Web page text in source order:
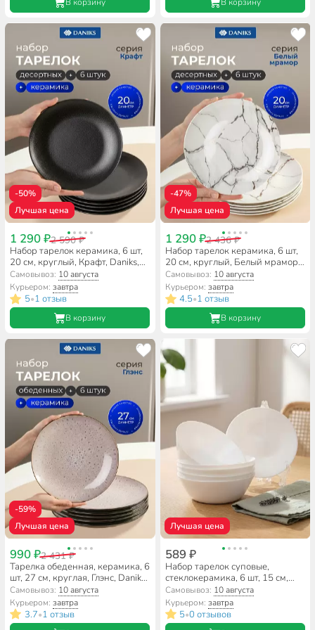
В корзину В корзину
-50%
Лучшая цена
1 290 ₽2 590 ₽
Набор тарелок керамика, 6 шт,
20 см, круглый, Крафт, Daniks,
Y4-8358, черный
Самовывоз: 10 августа
Курьером:завтра
5•1 отзыв
В корзину
-47%
Лучшая цена
1 290 ₽2 436 ₽
Набор тарелок керамика, 6 шт,
20 см, круглый, Белый мрамор,
Daniks, Y4-8356
Самовывоз: 10 августа
Курьером: завтра
4.5•1 отзыв
В корзину
-59%
Лучшая цена
990 ₽2 431 ₽
Тарелка обеденная, керамика, 6
шт, 27 см, круглая, Глэнс, Daniks,
HMN230212A-D/P
Самовывоз: 10 августа
Курьером:завтра
3.7•1 отзыв
Лучшая цена
589 ₽
Набор тарелок суповые,
стеклокерамика, 6 шт, 15 см,
600 мл, круглые, Бэль, Daniks,
LGW60
Самовывоз: 10 августа
Курьером: завтра
5•0 отзывов